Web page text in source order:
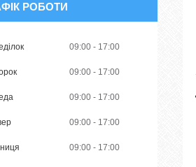
РОБОТИ
09:00 17:00
09:00 17:00
09:00 17:00
09:00 17:00
09:00 17:00